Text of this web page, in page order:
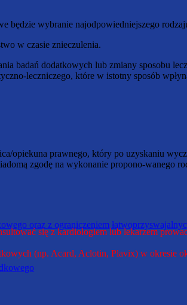
oraz z ograniczeniem
będzie wybranie najodpowiedniejszego
w czasie znieczulenia.
badań dodatkowych lub zmiany sposobu
leczniczego, które w istotny sposób
opiekuna prawnego, który po uzyskaniu
zgodę na wykonanie propono-wanego
się z kardiologiem lub lekarzem
(np. Acard, Aclotin, Plavix) w okresie